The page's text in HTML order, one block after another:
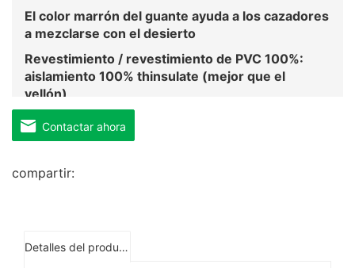
El color marrón del guante ayuda a los cazadores
a mezclarse con el desierto
Revestimiento / revestimiento de PVC 100%:
aislamiento 100% thinsulate (mejor que el
vellón)
Contactar ahora
compartir:
Detalles del producto